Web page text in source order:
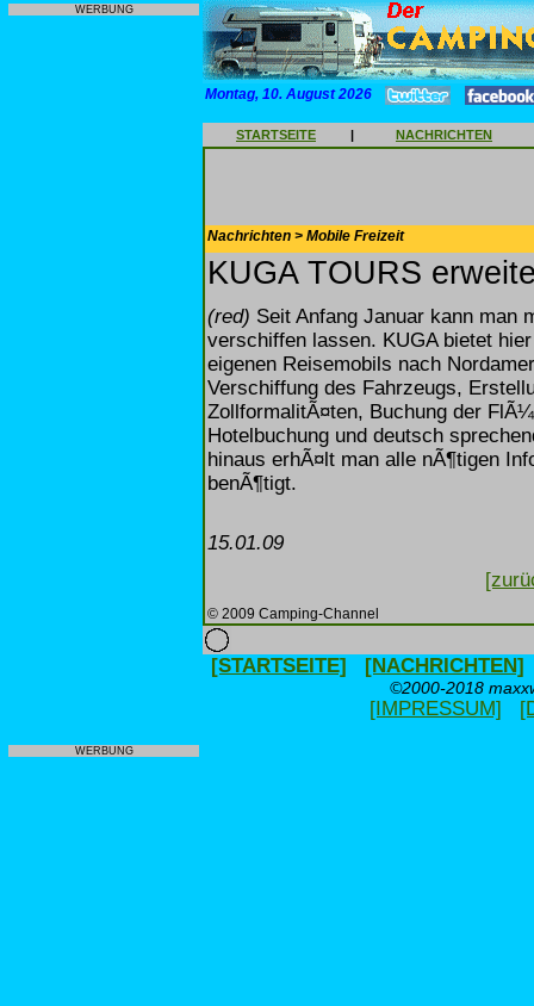
WERBUNG
WERBUNG
Montag, 10. August 2026
STARTSEITE | NACHRICHTEN
Nachrichten > Mobile Freizeit
KUGA TOURS
(red) Seit Anfang Januar kann man
verschiffen lassen. KUGA bietet
eigenen Reisemobils nach
Verschiffung des Fahrzeugs,
ZollformalitÃ¤ten, Buchung der
Hotelbuchung und deutsch
hinaus erhÃ¤lt man alle nÃ¶tigen
benÃ¶tigt.
15.01.09
© 2009 Camping-Channel
[STARTSEITE] [NACHRICHTEN]
©2000-2018
[IMPRESSUM]